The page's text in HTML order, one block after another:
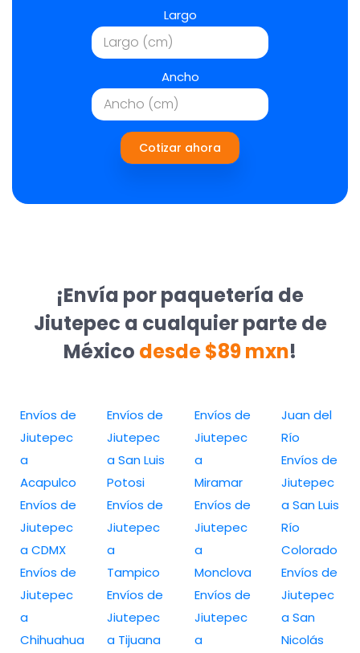
Largo
Ancho
Cotizar ahora
¡Envía por paquetería de
Jiutepec a cualquier parte de
México desde $89 mxn!
Envíos de
Jiutepec
a
Acapulco
Envíos de
Jiutepec
a CDMX
Envíos de
Jiutepec
a
Chihuahua
Envíos de
Jiutepec
a San Luis
Potosi
Envíos de
Jiutepec
a
Tampico
Envíos de
Jiutepec
a Tijuana
Envíos de
Jiutepec
a
Miramar
Envíos de
Jiutepec
a
Monclova
Envíos de
Jiutepec
a
Juan del
Río
Envíos de
Jiutepec
a San Luis
Río
Colorado
Envíos de
Jiutepec
a San
Nicolás